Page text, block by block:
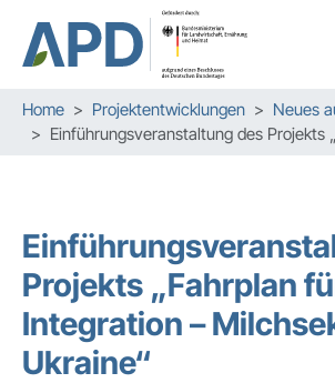
Zum Hauptinhalt springen
Skip to page footer
Sie sind hier:
Home Projektentwicklungen
Neues
Einführungsveranstaltung des Projekts
Projekts „Fahrplan
Integration –
Ukraine“